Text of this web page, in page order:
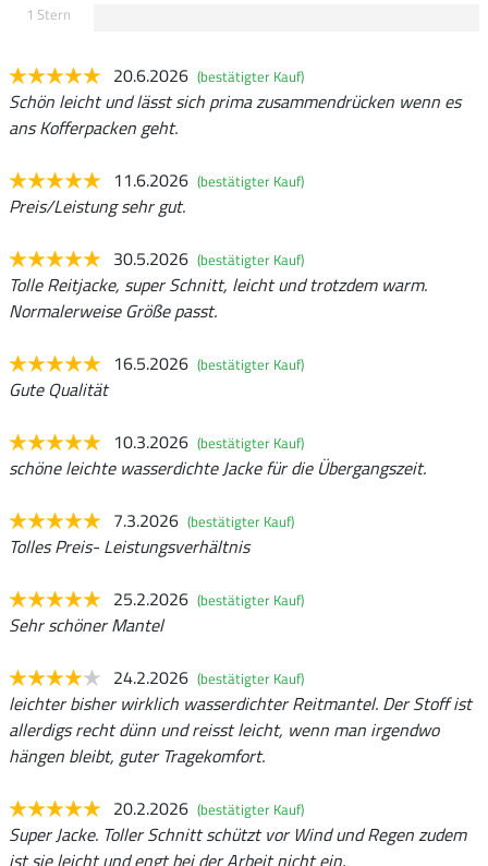
1 Stern
20.6.2026 (bestätigter Kauf)
Schön leicht und lässt sich prima zusammendrücken wenn es
ans Kofferpacken geht.
11.6.2026 (bestätigter Kauf)
Preis/Leistung sehr gut.
30.5.2026 (bestätigter Kauf)
Tolle Reitjacke, super Schnitt, leicht und trotzdem warm.
Normalerweise Größe passt.
16.5.2026 (bestätigter Kauf)
Gute Qualität
10.3.2026 (bestätigter Kauf)
schöne leichte wasserdichte Jacke für die Übergangszeit.
7.3.2026 (bestätigter Kauf)
Tolles Preis- Leistungsverhältnis
25.2.2026 (bestätigter Kauf)
Sehr schöner Mantel
24.2.2026 (bestätigter Kauf)
leichter bisher wirklich wasserdichter Reitmantel. Der Stoff ist
allerdigs recht dünn und reisst leicht, wenn man irgendwo
hängen bleibt, guter Tragekomfort.
20.2.2026 (bestätigter Kauf)
Super Jacke. Toller Schnitt schützt vor Wind und Regen zudem
ist sie leicht und engt bei der Arbeit nicht ein.